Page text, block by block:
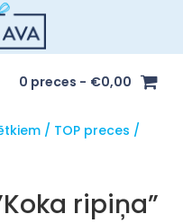
0 preces €0,00
/ TOP preces /
ripiņa”